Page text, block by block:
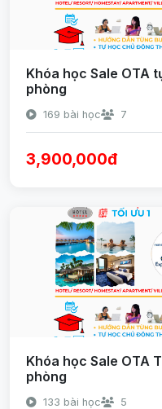
Khóa học Sale OTA
phòng
169 bài học 7
3,900,000đ
Khóa học Sale OTA
phòng
133 bài học 5